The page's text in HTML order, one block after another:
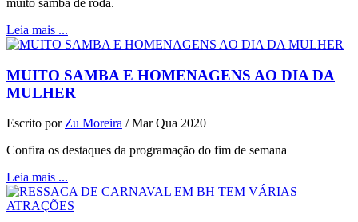
Leia mais ...
MUITO SAMBA E HOMENAGENS AO DIA DA
MULHER
Escrito por Zu Moreira /Mar Qua 2020
Confira os destaques da programação do fim de semana
Leia mais ...